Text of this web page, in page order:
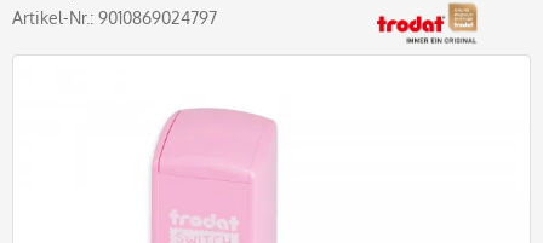
Artikel-Nr.: 9010869024797